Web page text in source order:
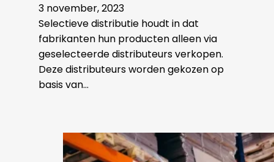
3 november, 2023
Selectieve distributie houdt in dat
fabrikanten hun producten alleen via
geselecteerde distributeurs verkopen.
Deze distributeurs worden gekozen op
basis van…